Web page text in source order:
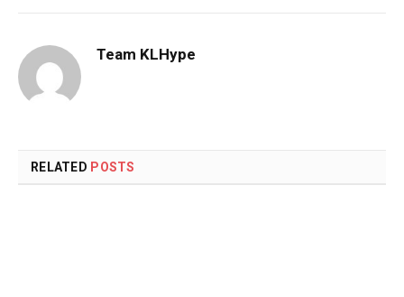
Team KLHype
RELATED POSTS